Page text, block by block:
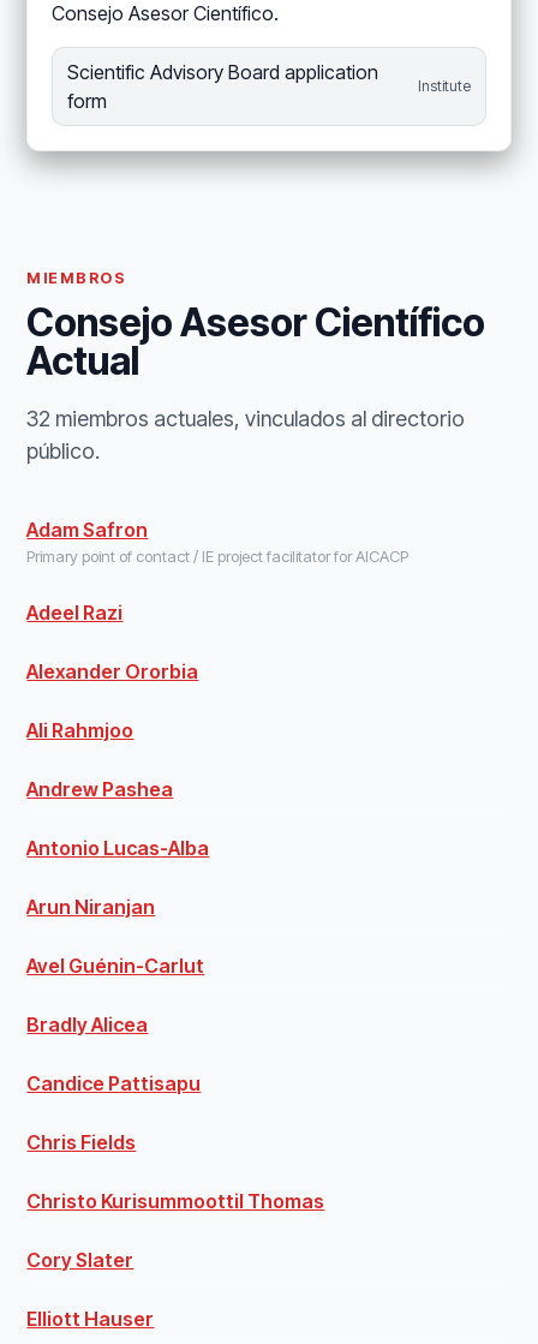
Consejo Asesor Científico.
Scientific Advisory Board application
form
Institute
MIEMBROS
Consejo Asesor Científico
Actual
32 miembros actuales, vinculados al directorio
público.
Adam Safron
Primary point of contact / IE project facilitator for AICACP
Adeel Razi
Alexander Ororbia
Ali Rahmjoo
Andrew Pashea
Antonio Lucas-Alba
Arun Niranjan
Avel Guénin-Carlut
Bradly Alicea
Candice Pattisapu
Chris Fields
Christo Kurisummoottil Thomas
Cory Slater
Elliott Hauser